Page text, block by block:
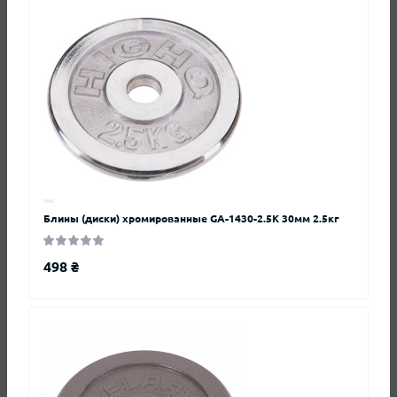
Вопросы и ответы
Блины (диски) хромированные GA-1430-2.5K 30мм 2.5кг
498 ₴